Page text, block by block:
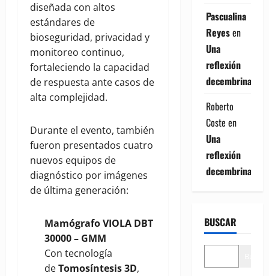
diseñada con altos
estándares de
bioseguridad, privacidad y
monitoreo continuo,
fortaleciendo la capacidad
de respuesta ante casos de
alta complejidad.
Durante el evento, también
fueron presentados cuatro
nuevos equipos de
diagnóstico por imágenes
de última generación:
Mamógrafo VIOLA DBT
30000 – GMM
Con tecnología
deTomosíntesis 3D,
Pascualina
Reyesen
Una
reflexión
decembrina
Roberto
Coste en
Una
reflexión
decembrina
BUSCAR